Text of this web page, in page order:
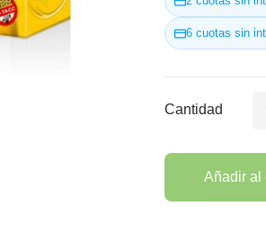
6 cuotas sin
Cantidad
Añadir al